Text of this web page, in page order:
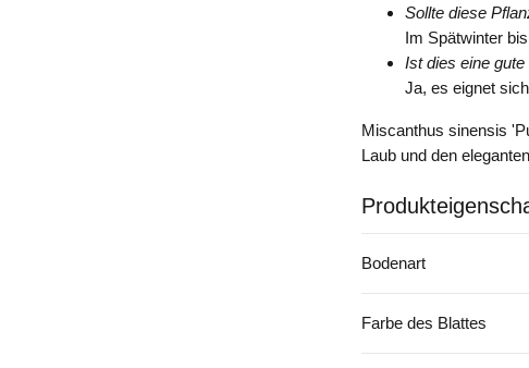
Sollte diese
Im Spätwinter
Ist dies eine
Ja, es eignet
Miscanthus sinensis
Laub und den
Bodenart
Farbe des Blattes